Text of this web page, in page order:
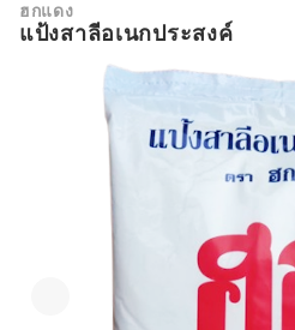
ฮกแดง
แป้งสาลีอเนกประสงค์